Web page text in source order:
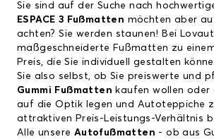
Sie sind auf der Suche nach
ESPACE 3 Fußmatten möchten aber
achten? Sie werden staunen! Bei
maßgeschneiderte Fußmatten zu
Preis, die Sie individuell gestalten
Sie also selbst, ob Sie preiswerte und
Gummi Fußmatten kaufen wollen oder
auf die Optik legen und Autoteppiche
attraktiven Preis-Leistungs-Verhältnis
Alle unsere Autofußmatten - ob aus